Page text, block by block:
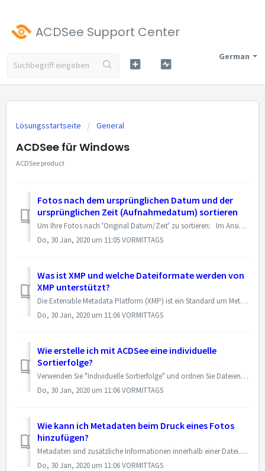
ACDSee Support Center
German
Lösungsstartseite General
ACDSee für Windows
ACDSee product
Fotos nach dem ursprünglichen Datum und der
ursprünglichen Zeit (Aufnahmedatum) sortieren
Um Ihre Fotos nach 'Original Datum/Zeit' zu sortieren: Im Ansichtsmodus klicken Sie auf Ansicht | Sortieren | Mehr. In vorigen Versionen von A...
Do, 30 Jan, 2020 um 11:05 VORMITTAGS
Was ist XMP und welche Dateiformate werden von
XMP unterstützt?
Die Extensible Metadata Platform (XMP) ist ein Standard um Metadaten (seien sie standardisiert oder proprietär) zu erfassen, abzuspeichern und weiterzugeben....
Do, 30 Jan, 2020 um 11:06 VORMITTAGS
Wie erstelle ich mit ACDSee eine individuelle
Sortierfolge?
Verwenden Sie "Individuelle Sortierfolge" und ordnen Sie Dateien im Dateilistenfenster nach eigenem Bedarf an. Wenn Sie die individuelle Sortierfol...
Do, 30 Jan, 2020 um 11:06 VORMITTAGS
Wie kann ich Metadaten beim Druck eines Fotos
hinzufügen?
Metadaten sind zusätzliche Informationen innerhalb einer Datei. Zum Beispiel können Digitalfotos Informationen zur Kamera, Aufnahmedatum, Fotogröße usw. enth...
Do, 30 Jan, 2020 um 11:06 VORMITTAGS